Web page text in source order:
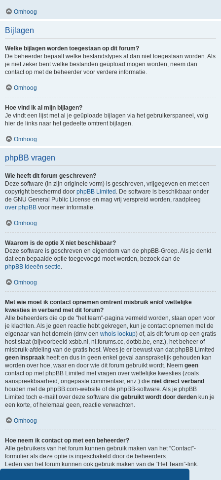
Omhoog
Bijlagen
Welke bijlagen worden toegestaan op dit forum?
De beheerder bepaalt welke bestandstypes al dan niet toegestaan worden. Als
je niet zeker bent welke bestanden geüpload mogen worden, neem dan
contact op met de beheerder voor verdere informatie.
Omhoog
Hoe vind ik al mijn bijlagen?
Je vindt een lijst met al je geüploade bijlagen via het gebruikerspaneel, volg
hier de links naar het gedeelte omtrent bijlagen.
Omhoog
phpBB vragen
Wie heeft dit forum geschreven?
Deze software (in zijn originele vorm) is geschreven, vrijgegeven en met een
copyright beschermd door phpBB Limited . De software is beschikbaar onder
de GNU General Public License en mag vrij verspreid worden, raadpleeg
over phpBB voor meer informatie.
Omhoog
Waarom is de optie X niet beschikbaar?
Deze software is geschreven en eigendom van de phpBB-Groep. Als je denkt
dat een bepaalde optie toegevoegd moet worden, bezoek dan de
phpBB Ideeën sectie.
Omhoog
Met wie moet ik contact opnemen omtrent misbruik en/of wettelijke
kwesties in verband met dit forum?
Alle beheerders die op de "het team"-pagina vermeld worden, staan open voor
je klachten. Als je geen reactie hebt gekregen, kun je contact opnemen met de
eigenaar van het domein (dmv een whois lookup) of, als dit forum op een gratis
host staat (bijvoorbeeld xsbb.nl, nl.forums.cc, dotbb.be, enz.), het beheer of
misbruik-afdeling van de gratis host. Wees je er bewust van dat phpBB Limited
geen inspraak heeft en dus in geen enkel geval aansprakelijk gehouden kan
worden over hoe, waar en door wie dit forum gebruikt wordt. Neem geen
contact op met phpBB Limited met vragen over wettelijke kwesties (zoals
aanspreekbaarheid, ongepaste commentaar, enz.) die niet direct verband
houden met de phpBB.com-website of de phpBB-software. Als je phpBB
Limited toch e-mailt over deze software die gebruikt wordt door derden kun je
een korte, of helemaal geen, reactie verwachten.
Omhoog
Hoe neem ik contact op met een beheerder?
Alle gebruikers van het forum kunnen gebruik maken van het “Contact”-
formulier als deze optie is ingeschakeld door de beheerders.
Leden van het forum kunnen ook gebruik maken van de “Het Team”-link.